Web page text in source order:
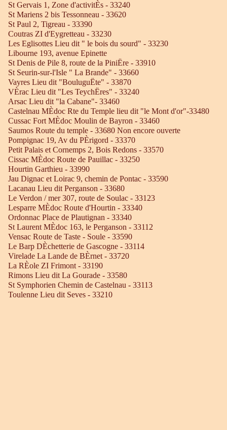
St Gervais 1, Zone d'activitÈs - 33240
St Mariens 2 bis Tessonneau - 33620
St Paul 2, Tigreau - 33390
Coutras ZI d'Eygretteau - 33230
Les Eglisottes Lieu dit " le bois du sourd" - 33230
Libourne 193, avenue Epinette
St Denis de Pile 8, route de la PiniËre - 33910
St Seurin-sur-l'Isle " La Brande" - 33660
Vayres Lieu dit "BouluguËte" - 33870
VÈrac Lieu dit "Les TeychËres" - 33240
Arsac Lieu dit "la Cabane"- 33460
Castelnau MÈdoc Rte du Temple lieu dit "le Mont d'or"-33480
Cussac Fort MÈdoc Moulin de Bayron - 33460
Saumos Route du temple - 33680 Non encore ouverte
Pompignac 19, Av du PÈrigord - 33370
Petit Palais et Cornemps 2, Bois Redons - 33570
Cissac MÈdoc Route de Pauillac - 33250
Hourtin Garthieu - 33990
Jau Dignac et Loirac 9, chemin de Pontac - 33590
Lacanau Lieu dit Perganson - 33680
Le Verdon / mer 307, route de Soulac - 33123
Lesparre MÈdoc Route d'Hourtin - 33340
Ordonnac Place de Plautignan - 33340
St Laurent MÈdoc 163, le Perganson - 33112
Vensac Route de Taste - Soule - 33590
Le Barp DÈchetterie de Gascogne - 33114
Virelade La Lande de BÈrnet - 33720
La RÈole ZI Frimont - 33190
Rimons Lieu dit La Gourade - 33580
St Symphorien Chemin de Castelnau - 33113
Toulenne Lieu dit Seves - 33210